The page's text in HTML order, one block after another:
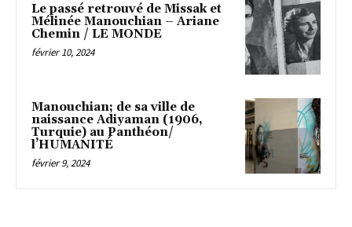
Le passé retrouvé de Missak et
Mélinée Manouchian – Ariane
Chemin / LE MONDE
février 10, 2024
Manouchian; de sa ville de
naissance Adiyaman (1906,
Turquie) au Panthéon/
l’HUMANITÉ
février 9, 2024